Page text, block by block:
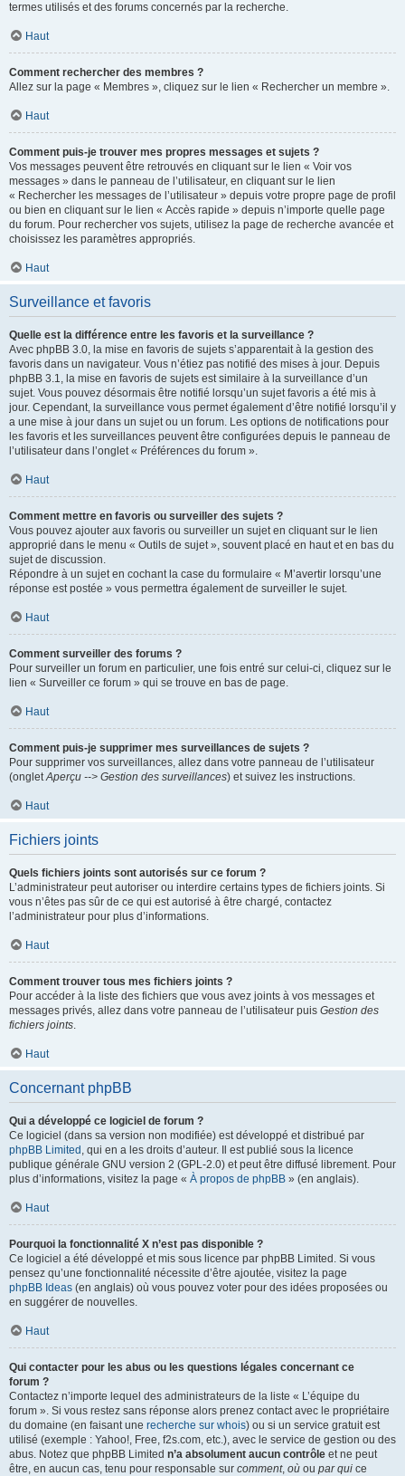
termes utilisés et des forums concernés par la recherche.
Haut
Comment rechercher des membres ?
Allez sur la page « Membres », cliquez sur le lien « Rechercher un membre ».
Haut
Comment puis-je trouver mes propres messages et sujets ?
Vos messages peuvent être retrouvés en cliquant sur le lien « Voir vos
messages » dans le panneau de l’utilisateur, en cliquant sur le lien
« Rechercher les messages de l’utilisateur » depuis votre propre page de profil
ou bien en cliquant sur le lien « Accès rapide » depuis n’importe quelle page
du forum. Pour rechercher vos sujets, utilisez la page de recherche avancée et
choisissez les paramètres appropriés.
Haut
Surveillance et favoris
Quelle est la différence entre les favoris et la surveillance ?
Avec phpBB 3.0, la mise en favoris de sujets s’apparentait à la gestion des
favoris dans un navigateur. Vous n’étiez pas notifié des mises à jour. Depuis
phpBB 3.1, la mise en favoris de sujets est similaire à la surveillance d’un
sujet. Vous pouvez désormais être notifié lorsqu’un sujet favoris a été mis à
jour. Cependant, la surveillance vous permet également d’être notifié lorsqu’il y
a une mise à jour dans un sujet ou un forum. Les options de notifications pour
les favoris et les surveillances peuvent être configurées depuis le panneau de
l’utilisateur dans l’onglet « Préférences du forum ».
Haut
Comment mettre en favoris ou surveiller des sujets ?
Vous pouvez ajouter aux favoris ou surveiller un sujet en cliquant sur le lien
approprié dans le menu « Outils de sujet », souvent placé en haut et en bas du
sujet de discussion.
Répondre à un sujet en cochant la case du formulaire « M’avertir lorsqu’une
réponse est postée » vous permettra également de surveiller le sujet.
Haut
Comment surveiller des forums ?
Pour surveiller un forum en particulier, une fois entré sur celui-ci, cliquez sur le
lien « Surveiller ce forum » qui se trouve en bas de page.
Haut
Comment puis-je supprimer mes surveillances de sujets ?
Pour supprimer vos surveillances, allez dans votre panneau de l’utilisateur
(ongletAperçu --> Gestion des surveillances) et suivez les instructions.
Haut
Fichiers joints
Quels fichiers joints sont autorisés sur ce forum ?
L’administrateur peut autoriser ou interdire certains types de fichiers joints. Si
vous n’êtes pas sûr de ce qui est autorisé à être chargé, contactez
l’administrateur pour plus d’informations.
Haut
Comment trouver tous mes fichiers joints ?
Pour accéder à la liste des fichiers que vous avez joints à vos messages et
messages privés, allez dans votre panneau de l’utilisateur puis Gestion des
fichiers joints.
Haut
Concernant phpBB
Qui a développé ce logiciel de forum ?
Ce logiciel (dans sa version non modifiée) est développé et distribué par
phpBB Limited , qui en a les droits d’auteur. Il est publié sous la licence
publique générale GNU version 2 (GPL-2.0) et peut être diffusé librement. Pour
plus d’informations, visitez la page « À propos de phpBB » (en anglais).
Haut
Pourquoi la fonctionnalité X n’est pas disponible ?
Ce logiciel a été développé et mis sous licence par phpBB Limited. Si vous
pensez qu’une fonctionnalité nécessite d’être ajoutée, visitez la page
phpBB Ideas (en anglais) où vous pouvez voter pour des idées proposées ou
en suggérer de nouvelles.
Haut
Qui contacter pour les abus ou les questions légales concernant ce
forum ?
Contactez n’importe lequel des administrateurs de la liste « L’équipe du
forum ». Si vous restez sans réponse alors prenez contact avec le propriétaire
du domaine (en faisant une recherche sur whois) ou si un service gratuit est
utilisé (exemple : Yahoo!, Free, f2s.com, etc.), avec le service de gestion ou des
abus. Notez que phpBB Limited n’a absolument aucun contrôle et ne peut
être, en aucun cas, tenu pour responsable sur comment, où ou par qui ce